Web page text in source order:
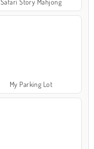
Safari Story Mahjong
My Parking Lot